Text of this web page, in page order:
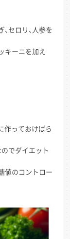
セロリ、人参を
キーニを加え
作っておけばら
でダイエット
値のコントロー